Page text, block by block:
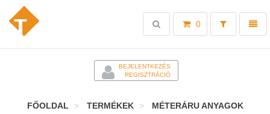
Toggle
0
Toggle
search
BEJELENTKEZÉS
REGISZTRÁCIÓ
FŐOLDAL TERMÉKEK
MÉTERÁRU ANYAGOK